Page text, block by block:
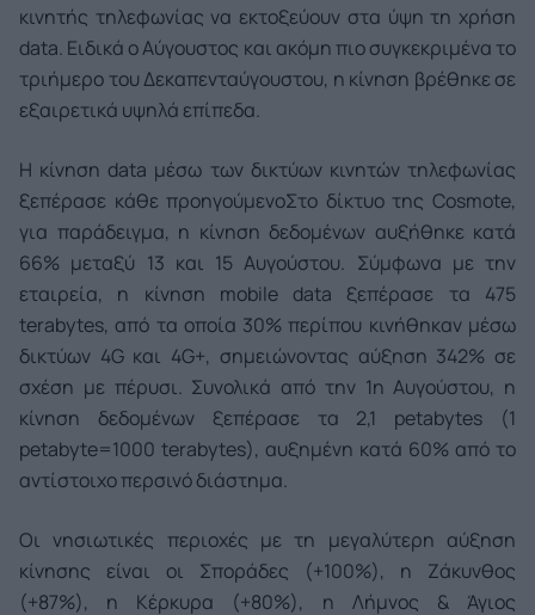
κινητής τηλεφωνίας να εκτοξεύουν στα ύψη τη χρήση
data. Ειδικά ο Αύγουστος και ακόμη πιο συγκεκριμένα το
τριήμερο του Δεκαπενταύγουστου, η κίνηση βρέθηκε σε
εξαιρετικά υψηλά επίπεδα.
Η κίνηση data μέσω των δικτύων κινητών τηλεφωνίας
ξεπέρασε κάθε προηγούμενοΣτο δίκτυο της Cosmote,
για παράδειγμα, η κίνηση δεδομένων αυξήθηκε κατά
66% μεταξύ 13 και 15 Αυγούστου. Σύμφωνα με την
εταιρεία, η κίνηση mobile data ξεπέρασε τα 475
terabytes, από τα οποία 30% περίπου κινήθηκαν μέσω
δικτύων 4G και 4G+, σημειώνοντας αύξηση 342% σε
σχέση με πέρυσι. Συνολικά από την 1η Αυγούστου, η
κίνηση δεδομένων ξεπέρασε τα 2,1 petabytes (1
petabyte=1000 terabytes), αυξημένη κατά 60% από το
αντίστοιχο περσινό διάστημα.
Οι νησιωτικές περιοχές με τη μεγαλύτερη αύξηση
κίνησης είναι οι Σποράδες (+100%), η Ζάκυνθος
(+87%), η Κέρκυρα (+80%), η Λήμνος & Άγιος